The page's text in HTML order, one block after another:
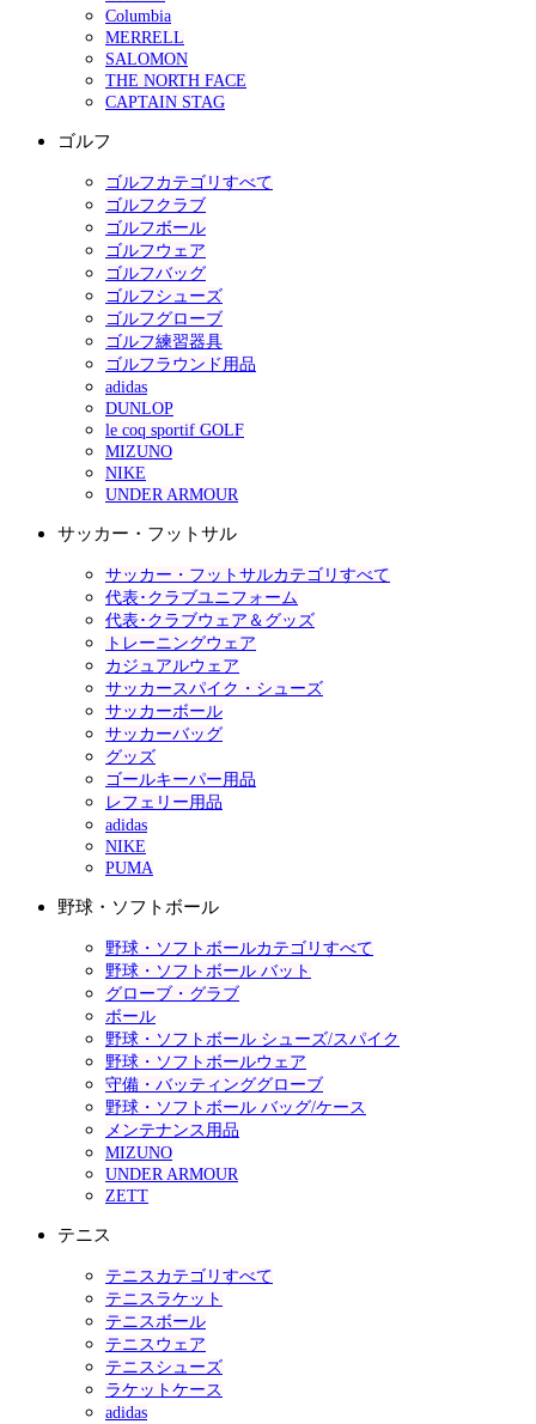
Columbia
MERRELL
SALOMON
THE NORTH FACE
CAPTAIN STAG
ゴルフ
ゴルフカテゴリすべて
ゴルフクラブ
ゴルフボール
ゴルフウェア
ゴルフバッグ
ゴルフシューズ
ゴルフグローブ
ゴルフ練習器具
ゴルフラウンド用品
adidas
DUNLOP
le coq sportif GOLF
MIZUNO
NIKE
UNDER ARMOUR
サッカー・フットサル
サッカー・フットサルカテゴリすべて
代表･クラブユニフォーム
代表･クラブウェア＆グッズ
トレーニングウェア
カジュアルウェア
サッカースパイク・シューズ
サッカーボール
サッカーバッグ
グッズ
ゴールキーパー用品
レフェリー用品
adidas
NIKE
PUMA
野球・ソフトボール
野球・ソフトボールカテゴリすべて
野球・ソフトボール バット
グローブ・グラブ
ボール
野球・ソフトボール シューズ/スパイク
野球・ソフトボールウェア
守備・バッティンググローブ
野球・ソフトボール バッグ/ケース
メンテナンス用品
MIZUNO
UNDER ARMOUR
ZETT
テニス
テニスカテゴリすべて
テニスラケット
テニスボール
テニスウェア
テニスシューズ
ラケットケース
adidas